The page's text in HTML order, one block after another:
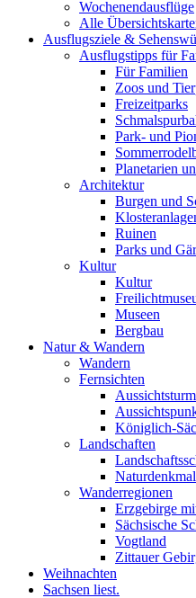
Wochenendausflüge
Alle
Ausflugsziele &
Ausflugstipps für
Für Familien
Zoos und
Freizeitparks
Park- und
Planetarien
Architektur
Burgen und
Ruinen
Parks und
Kultur
Kultur
Museen
Bergbau
Natur & Wandern
Wandern
Fernsichten
Aussichtsturm
Königlich-
Landschaften
Naturdenkmal
Wanderregionen
Erzgebirge
Sächsische
Vogtland
Zittauer
Weihnachten
Sachsen liest.